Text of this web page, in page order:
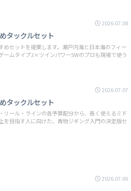
2026.07.08
タックルセット
セットを提案します。瀬戸内海と日本海のフィー
ームタイプJ×ツインパワーSWのプロも現場で使う
2026.07.07
タックルセット
ール・ラインの各予算配分から、長く使えるミド
目指す人に向けた、青物ジギング入門の決定版セ
2026.07.06